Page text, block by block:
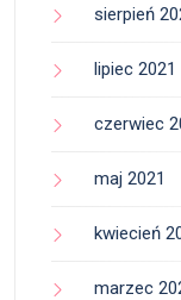
sierpień
lipiec 2021
czerwiec
maj 2021
kwiecień
marzec